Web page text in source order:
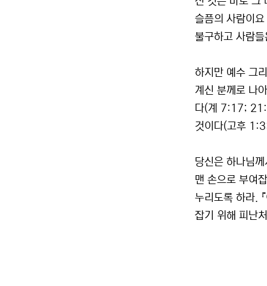
슬픔의 사람이
불구하고 사람
하지만 예수 그
계신 분께로 나
다(계 7:17;
것이다(고후
당신은 하나님
맨 손으로 부여
누리도록 하라.
잡기 위해 피난